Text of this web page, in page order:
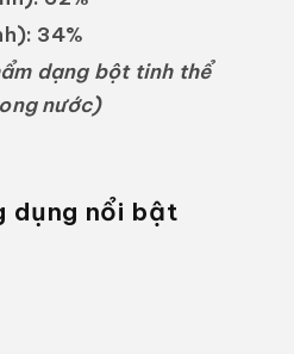
34%
dạng bột tinh thể
nước)
dụng nổi bật